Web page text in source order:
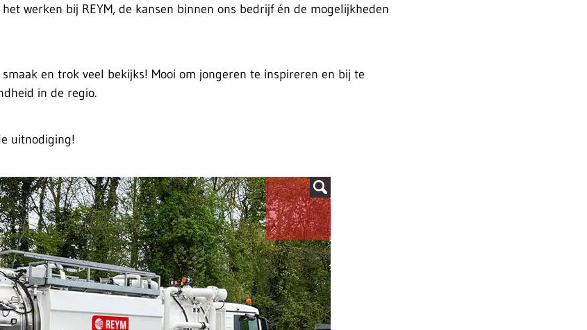
werken bij REYM, de kansen binnen ons bedrijf én de mogelijkheden
en trok veel bekijks! Mooi om jongeren te inspireren en bij te
in de regio.
uitnodiging!